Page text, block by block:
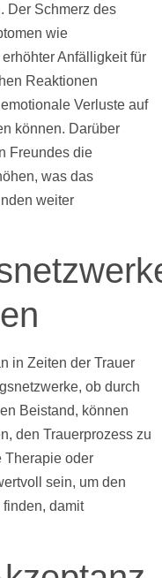
Der Schmerz des
wie
Anfälligkeit für
Reaktionen
Verluste auf
können. Darüber
Freundes die
was das
weiter
in Zeiten der Trauer
ob durch
Beistand, können
den Trauerprozess zu
Therapie oder
sein, um den
damit